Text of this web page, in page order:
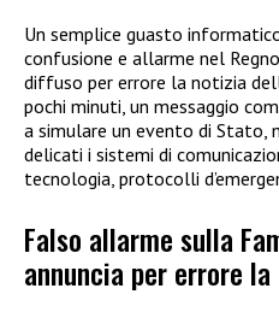
Un semplice guasto
confusione e allarme nel
diffuso per errore la notizia
pochi minuti, un messaggio
a simulare un evento di Stato,
delicati i sistemi di
tecnologia, protocolli
Falso allarme sulla
annuncia per errore